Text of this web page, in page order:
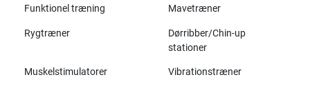
Funktionel træning Mavetræner
Rygtræner
Dørribber/Chin-up
stationer
Muskelstimulatorer Vibrationstræner